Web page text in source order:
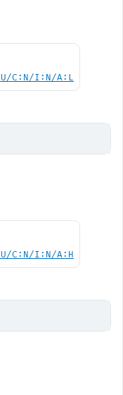
C:N/I:N/A:L
C:N/I:N/A:H